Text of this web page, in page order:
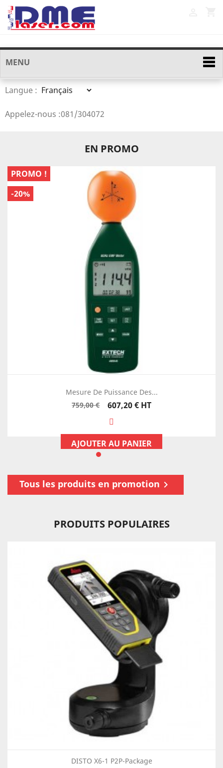
MENU
Langue :
Appelez-nous :081/304072
EN PROMO
Mesure De Puissance Des...
Prix
base
759,00 € Prix
607,20 € HT
AJOUTER AU PANIER
PROMO !
-20%
Tous les produits en promotion 
PRODUITS POPULAIRES
DISTO X6-1 P2P-Package